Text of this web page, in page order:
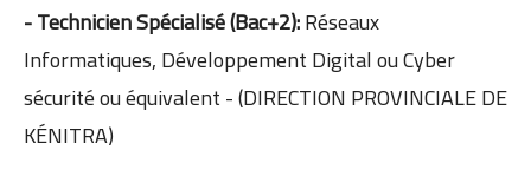
- Technicien Spécialisé (Bac+2):Réseaux
Informatiques, Développement Digital ou Cyber
sécurité ou équivalent - (DIRECTION PROVINCIALE DE
KÉNITRA)